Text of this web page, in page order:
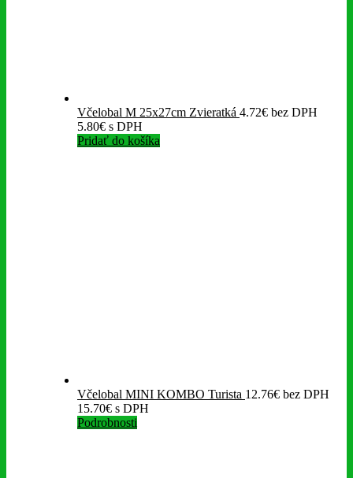
Včelobal M 25x27cm Zvieratká 4.72€ bez DPH
5.80€ s DPH
Pridať do košíka
Včelobal MINI KOMBO Turista 12.76€ bez DPH
15.70€ s DPH
Podrobnosti